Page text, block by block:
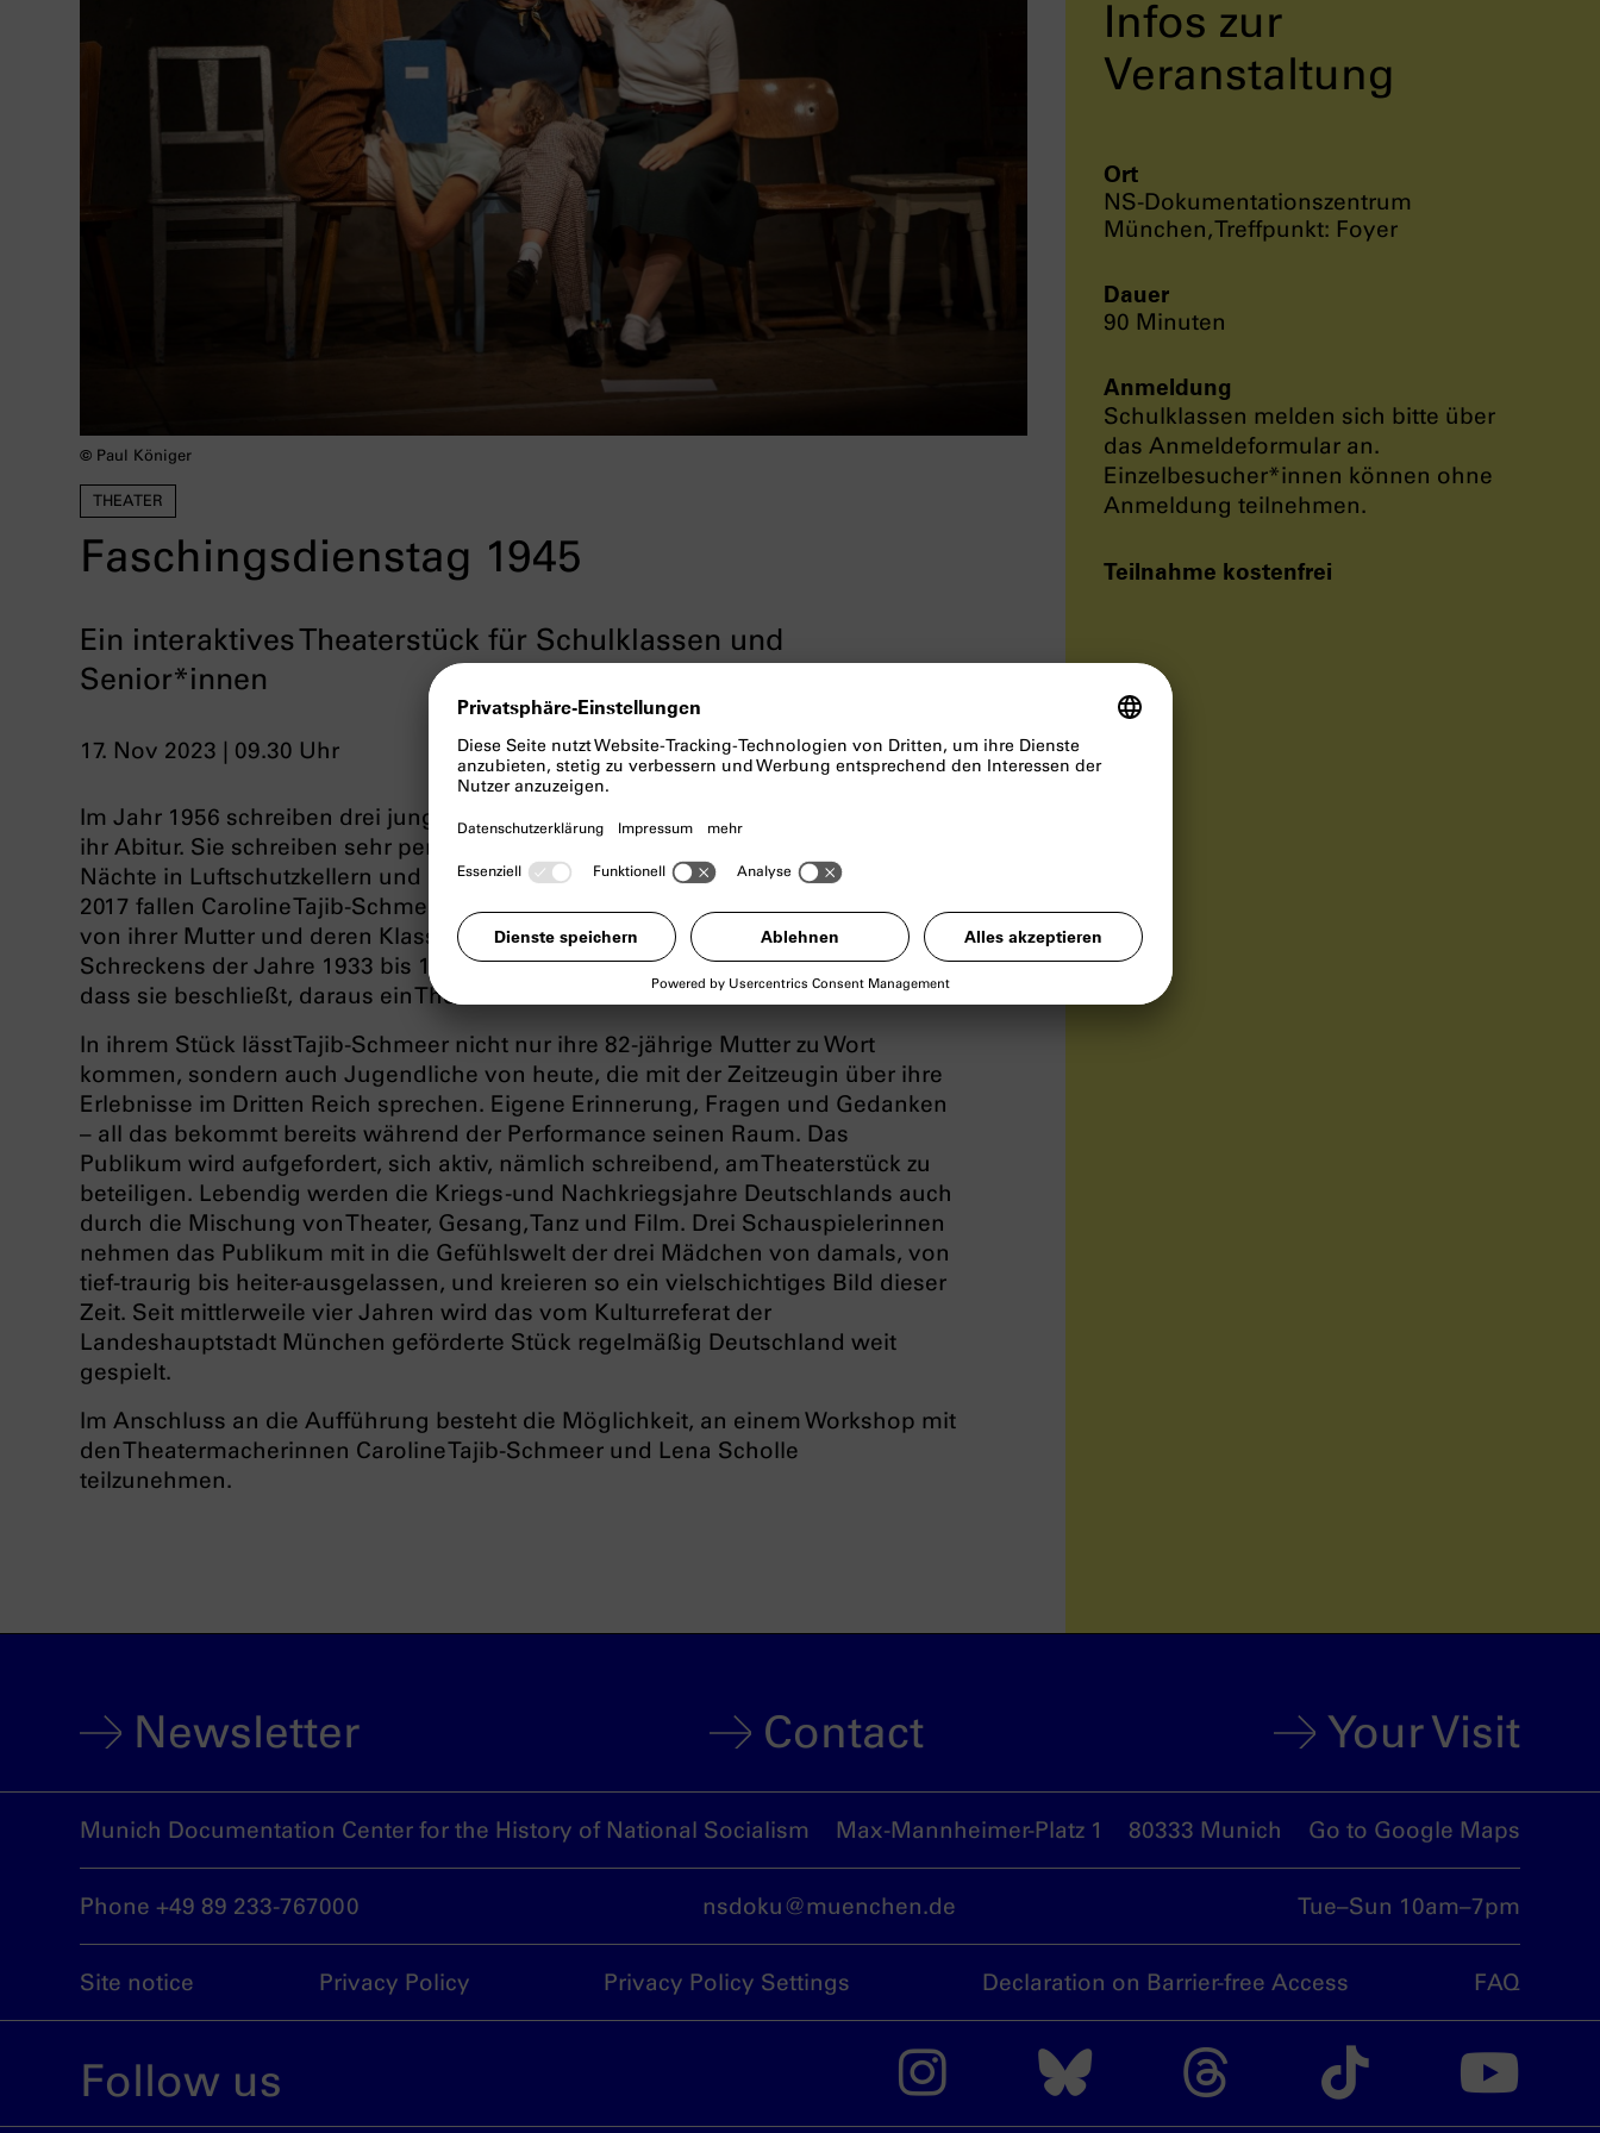
THEATER
Faschingsdienstag 1945
Ein interaktives Theaterstück für Schulklassen und
Senior*innen
17. Nov 2023 | 09.30 Uhr
© Paul Königer
Im Jahr 1956 schreiben drei junge Frauen im niedersächsischen Bad Harzburg
ihr Abitur. Sie schreiben sehr persönliche Texte über ihre Kindheit im Krieg,
Nächte in Luftschutzkellern und das Erleben von Flucht und Vertreibung. Im Jahr
2017 fallen Caroline Tajib-Schmeer diese Texte in die Hände – denn sie stammen
von ihrer Mutter und deren Klassenkameradinnen. Diese Zeugnisse des
Schreckens der Jahre 1933 bis 1945 beeindrucken die Regisseurin tief. So tief,
dass sie beschließt, daraus ein Theaterstück zu machen.
In ihrem Stück lässt Tajib-Schmeer nicht nur ihre 82-jährige Mutter zu Wort
kommen, sondern auch Jugendliche von heute, die mit der Zeitzeugin über ihre
Erlebnisse im Dritten Reich sprechen. Eigene Erinnerung, Fragen und Gedanken
– all das bekommt bereits während der Performance seinen Raum. Das
Publikum wird aufgefordert, sich aktiv, nämlich schreibend, am Theaterstück zu
beteiligen. Lebendig werden die Kriegs -und Nachkriegsjahre Deutschlands auch
durch die Mischung von Theater, Gesang, Tanz und Film. Drei Schauspielerinnen
nehmen das Publikum mit in die Gefühlswelt der drei Mädchen von damals, von
tief-traurig bis heiter-ausgelassen, und kreieren so ein vielschichtiges Bild dieser
Zeit. Seit mittlerweile vier Jahren wird das vom Kulturreferat der
Landeshauptstadt München geförderte Stück regelmäßig Deutschland weit
gespielt.
Im Anschluss an die Aufführung besteht die Möglichkeit, an einem Workshop mit
den Theatermacherinnen Caroline Tajib-Schmeer und Lena Scholle
teilzunehmen.
Infos zur
Veranstaltung
Ort
NS-Dokumentationszentrum
München, Treffpunkt: Foyer
Dauer
90 Minuten
Anmeldung
Schulklassen melden sich bitte über
das Anmeldeformular an.
Einzelbesucher*innen können ohne
Anmeldung teilnehmen.
Teilnahme kostenfrei
Newsletter Contact Your Visit
Munich Documentation Center for the History of National Socialism Max-Mannheimer-Platz 1 80333 Munich Go to Google Maps
Phone +49 89 233-767000 nsdoku@muenchen.de Tue–Sun 10am–7pm
Site notice Privacy Policy Privacy Policy Settings Declaration on Barrier-free Access FAQ
Follow us The nsdoku munich on
The nsdokuThe nsdoku
The